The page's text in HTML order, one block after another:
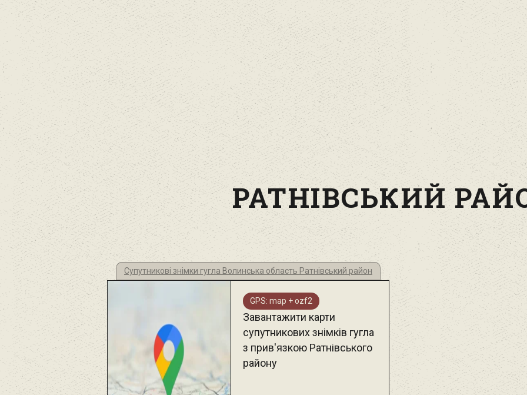
РАТНІВСЬКИЙ
Супутникові знімки гугла Волинська область Ратнівський район
GPS: map + ozf2
Завантажити карти
супутникових знімків гугла
з прив'язкою Ратнівського
району